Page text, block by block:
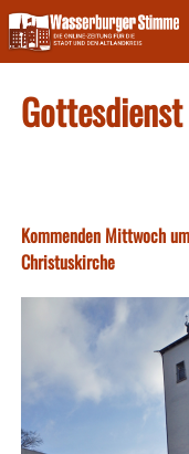
Skip
to
content
Kommenden Mittwoch
Christuskirche